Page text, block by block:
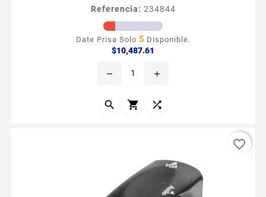
Referencia: 234844
Date Prisa Solo 5 Disponible.
$10,487.61
remove add
  
favorite_border